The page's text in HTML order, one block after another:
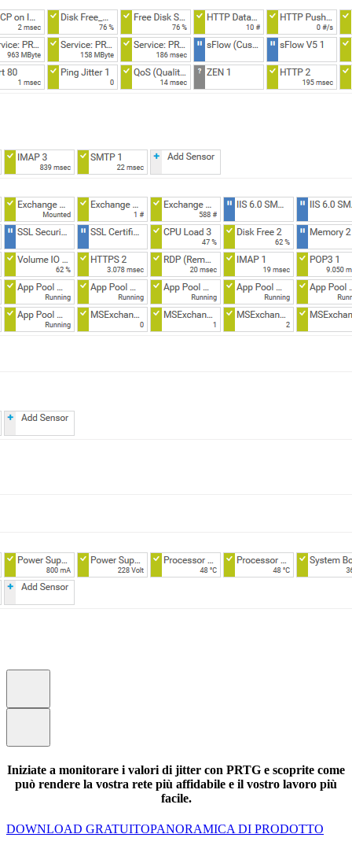
Iniziate a monitorare i valori di jitter con PRTG e scoprite come
può rendere la vostra rete più affidabile e il vostro lavoro più
facile.
DOWNLOAD GRATUITOPANORAMICA DI PRODOTTO